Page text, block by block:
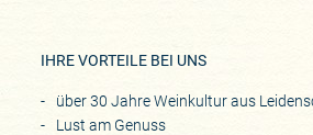
IHRE VORTEILE BEI UNS
über 30 Jahre Weinkultur aus
Lust am Genuss